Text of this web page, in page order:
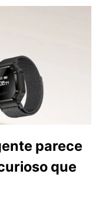
parece
que